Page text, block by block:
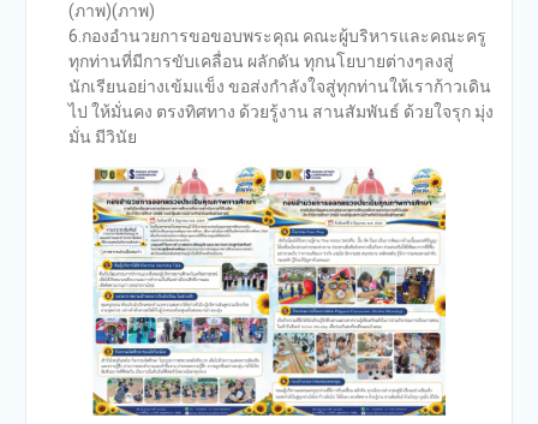
(ภาพ)(ภาพ)
6.กองอำนวยการขอขอบพระคุณ คณะผู้บริหารและคณะครู
ทุกท่านที่มีการขับเคลื่อน ผลักดัน ทุกนโยบายต่างๆลงสู่
นักเรียนอย่างเข้มแข็ง ขอส่งกำลังใจสู่ทุกท่านให้เราก้าวเดิน
ไป ให้มั่นคง ตรงทิศทาง ด้วยรู้งาน สานสัมพันธ์ ด้วยใจรุก มุ่ง
มั่น มีวินัย